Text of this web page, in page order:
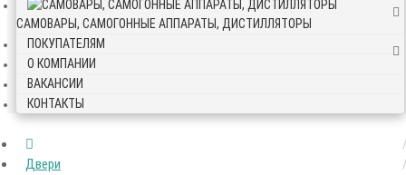
САМОВАРЫ, САМОГОННЫЕ АППАРАТЫ, ДИСТИЛЛЯТОРЫ
ПОКУПАТЕЛЯМ
О КОМПАНИИ
ВАКАНСИИ
КОНТАКТЫ
Двери